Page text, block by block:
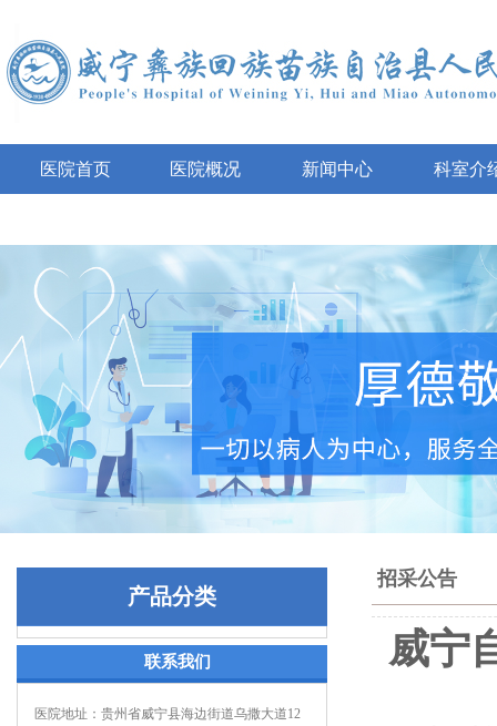
医院首页 医院概况 新闻中心 科室介
招采公告
威宁
产品分类
联系我们
医院地址：贵州省威宁县海边街道乌撒大道12